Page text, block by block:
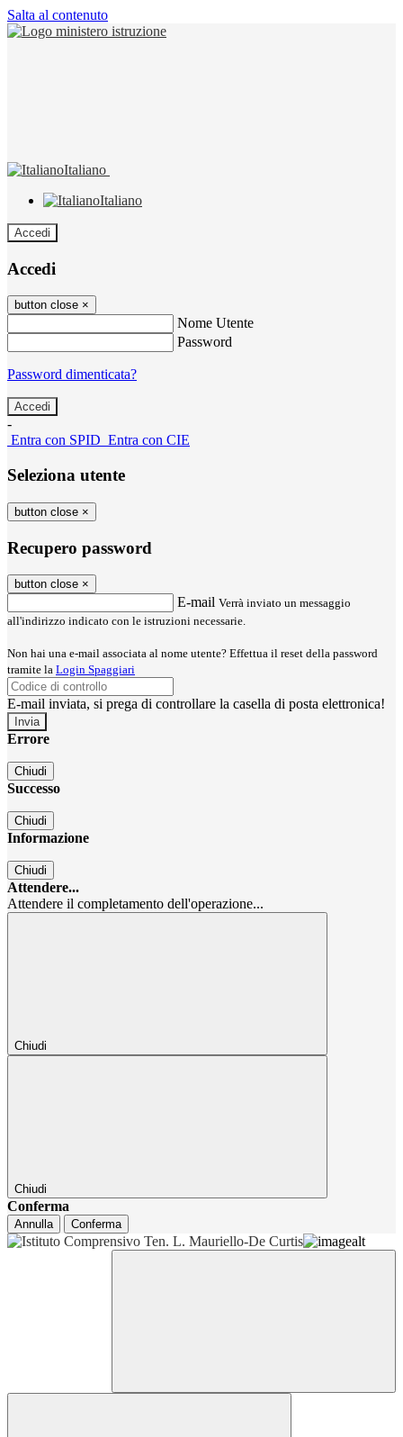
Salta al contenuto
Italiano
Italiano
Accedi
Accedi
button close ×
Nome Utente
Password
Password dimenticata?
-
Entra con SPID Entra con CIE
Seleziona utente
button close ×
Recupero password
button close ×
E-mail Verrà inviato un messaggio
all'indirizzo indicato con le istruzioni necessarie.
Non hai una e-mail associata al nome utente? Effettua il reset della password
tramite la Login Spaggiari
E-mail inviata, si prega di controllare la casella di posta elettronica!
Errore
Chiudi
Successo
Chiudi
Informazione
Chiudi
Attendere...
Attendere il completamento dell'operazione...
Chiudi
Chiudi
Conferma
Annulla Conferma